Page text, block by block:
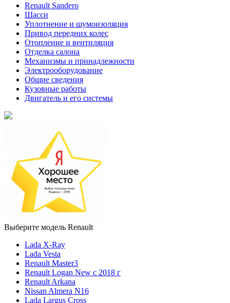
Renault Sandero
Шасси
Уплотнение и шумоизоляция
Привод передних колес
Отопление и вентиляция
Отделка салона
Механизмы и принадлежности
Электрооборудование
Общие сведения
Кузовные работы
Двигатель и его системы
Выберите модель Renault
Lada X-Ray
Lada Vesta
Renault Master3
Renault Logan New с 2018 г
Renault Arkana
Nissan Almera N16
Lada Largus Cross